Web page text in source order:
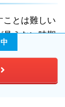
ことは難しい
見えない時期
です。計画
徐々にスキ